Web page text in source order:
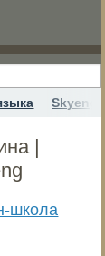
Skyeng
|
школа